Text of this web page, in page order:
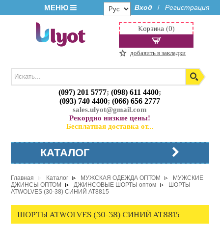
МЕНЮ Вход / Регистрация
(097) 201 5777;(098) 611 4400;
(093) 740 4400;(066) 656 2777
sales.ulyot@gmail.com
Рекордно низкие цены!
Бесплатная доставка от...
Корзина (0)
добавить в закладки
КАТАЛОГ
Главная Каталог МУЖСКАЯ ОДЕЖДА ОПТОМ
МУЖСКИЕ
ДЖИНСЫ ОПТОМ
ДЖИНСОВЫЕ ШОРТЫ оптом
ШОРТЫ
ATWOLVES (30-38) СИНИЙ AT8815
ШОРТЫ ATWOLVES (30-38) СИНИЙ AT8815